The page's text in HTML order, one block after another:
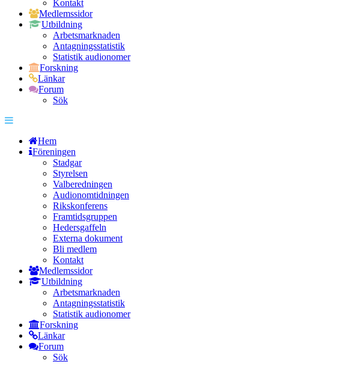
Kontakt
Medlemssidor
Utbildning
Arbetsmarknaden
Antagningsstatistik
Statistik audionomer
Forskning
Länkar
Forum
Sök
Hem
Föreningen
Stadgar
Styrelsen
Valberedningen
Audionomtidningen
Rikskonferens
Framtidsgruppen
Hedersgaffeln
Externa dokument
Bli medlem
Kontakt
Medlemssidor
Utbildning
Arbetsmarknaden
Antagningsstatistik
Statistik audionomer
Forskning
Länkar
Forum
Sök